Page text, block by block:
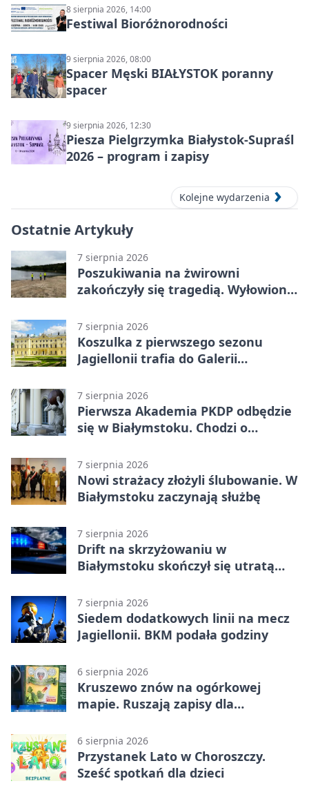
8 sierpnia 2026, 14:00
Festiwal Bioróżnorodności
9 sierpnia 2026, 08:00
Spacer Męski BIAŁYSTOK poranny
spacer
9 sierpnia 2026, 12:30
Piesza Pielgrzymka Białystok-Supraśl
2026 – program i zapisy
Kolejne wydarzenia
Ostatnie Artykuły
7 sierpnia 2026
Poszukiwania na żwirowni
zakończyły się tragedią. Wyłowiono
7 sierpnia 2026
Koszulka z pierwszego sezonu
Jagiellonii trafia do Galerii
7 sierpnia 2026
Pierwsza Akademia PKDP odbędzie
się w Białymstoku. Chodzi o
7 sierpnia 2026
Nowi strażacy złożyli ślubowanie. W
Białymstoku zaczynają służbę
7 sierpnia 2026
Drift na skrzyżowaniu w
Białymstoku skończył się utratą
7 sierpnia 2026
Siedem dodatkowych linii na mecz
Jagiellonii. BKM podała godziny
6 sierpnia 2026
Kruszewo znów na ogórkowej
mapie. Ruszają zapisy dla
6 sierpnia 2026
Przystanek Lato w Choroszczy.
Sześć spotkań dla dzieci